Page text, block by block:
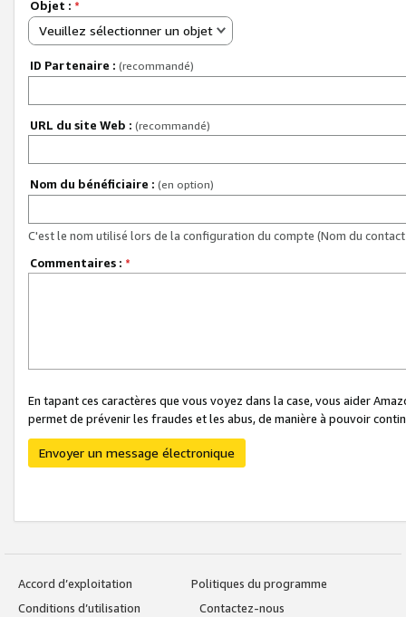
Objet : *
Veuillez sélectionner un objet
ID Partenaire : (recommandé)
URL du site Web : (recommandé)
Nom du bénéficiaire : (en option)
C'est le nom utilisé lors de la configuration du compte (Nom du
Commentaires : *
En tapant ces caractères que vous voyez dans la case, vous aider
permet de prévenir les fraudes et les abus, de manière à pouvoir
Envoyer un message électronique
Accord d’exploitation
Politiques du programme
Conditions d’utilisation
Contactez-nous